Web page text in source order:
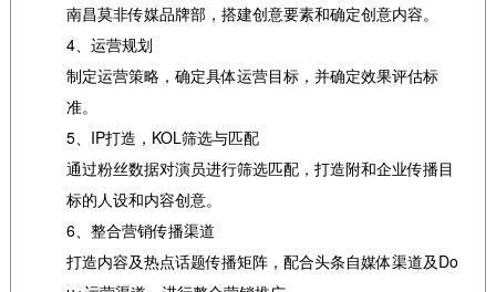
南昌莫非传媒品牌部，搭建创意要素和确定创意内容。
4、运营规划
制定运营策略，确定具体运营目标，并确定效果评估标
准。
5、IP打造，KOL筛选与匹配
通过粉丝数据对演员进行筛选匹配，打造附和企业传播目
标的人设和内容创意。
6、整合营销传播渠道
打造内容及热点话题传播矩阵，配合头条自媒体渠道及Do